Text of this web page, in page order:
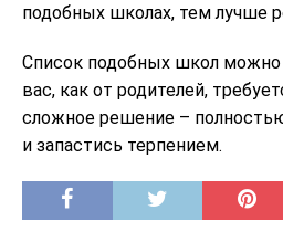
подобных школах, тем лучше
Список подобных школ можно
вас, как от родителей,
сложное решение –
и запастись терпением.